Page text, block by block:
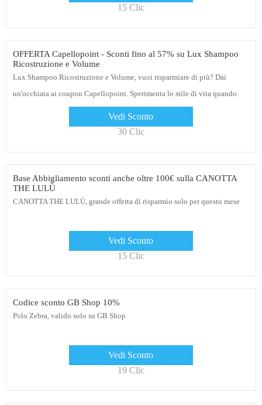
15 Clic
OFFERTA Capellopoint - Sconti fino al 57% su Lux Shampoo
Ricostruzione e Volume
Lux Shampoo Ricostruzione e Volume, vuoi risparmiare di più? Dai
un'occhiata ai coupon Capellopoint. Sperimenta lo stile di vita quando
Vedi Sconto
30 Clic
Base Abbigliamento sconti anche oltre 100€ sulla CANOTTA
THE LULÙ
CANOTTA THE LULÙ, grande offerta di risparmio solo per questo mese
Vedi Sconto
15 Clic
Codice sconto GB Shop 10%
Polo Zebra, valido solo su GB Shop
Vedi Sconto
19 Clic